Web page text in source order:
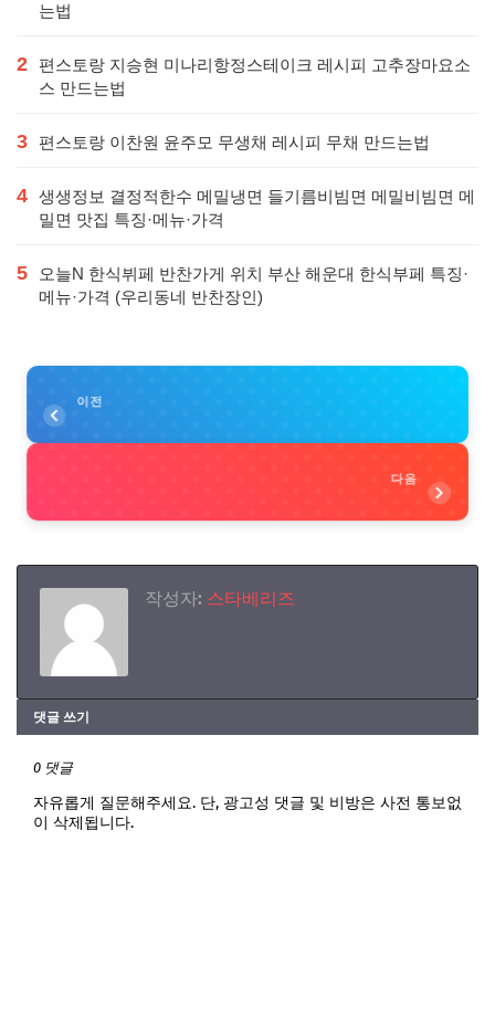
는법
2
편스토랑 지승현 미나리항정스테이크 레시피 고추장마요소
스 만드는법
3 편스토랑 이찬원 윤주모 무생채 레시피 무채 만드는법
4 생생정보 결정적한수 메밀냉면 들기름비빔면 메밀비빔면 메
밀면 맛집 특징·메뉴·가격
5
오늘N 한식뷔페 반찬가게 위치 부산 해운대 한식부페 특징·
메뉴·가격 (우리동네 반찬장인)
이전
다음
작성자: 스타베리즈
댓글 쓰기
0 댓글
자유롭게 질문해주세요. 단, 광고성 댓글 및 비방은 사전 통보없
이 삭제됩니다.